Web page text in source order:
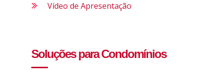
Vídeo de Apresentação
Soluções para Condomínios